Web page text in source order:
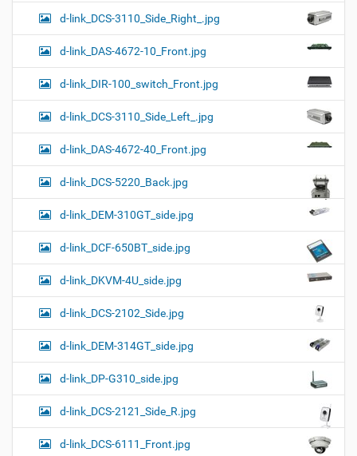
d-link_DCS-3110_Side_Right_.jpg
d-link_DAS-4672-10_Front.jpg
d-link_DIR-100_switch_Front.jpg
d-link_DCS-3110_Side_Left_.jpg
d-link_DAS-4672-40_Front.jpg
d-link_DCS-5220_Back.jpg
d-link_DEM-310GT_side.jpg
d-link_DCF-650BT_side.jpg
d-link_DKVM-4U_side.jpg
d-link_DCS-2102_Side.jpg
d-link_DEM-314GT_side.jpg
d-link_DP-G310_side.jpg
d-link_DCS-2121_Side_R.jpg
d-link_DCS-6111_Front.jpg